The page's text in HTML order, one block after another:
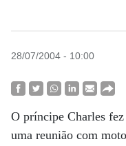
28/07/2004 - 10:00
O príncipe Charles
uma reunião com